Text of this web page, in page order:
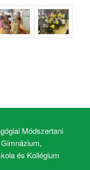
Módszertani
és Kollégium